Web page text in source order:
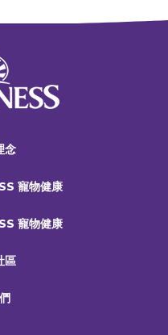
念
寵物健康
寵物健康
區